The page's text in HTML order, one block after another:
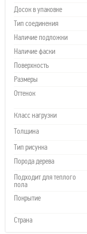
Досок в упаковке
Тип соединения
Наличие подложки
Наличие фаски
Поверхность
Размеры
Оттенок
Класс нагрузки
Толщина
Тип рисунка
Порода дерева
Подходит для теплого
пола
Покрытие
Страна